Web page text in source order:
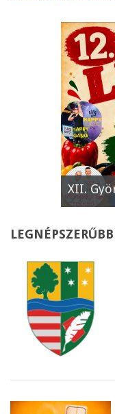
XII.
LEGNÉPSZERŰBB